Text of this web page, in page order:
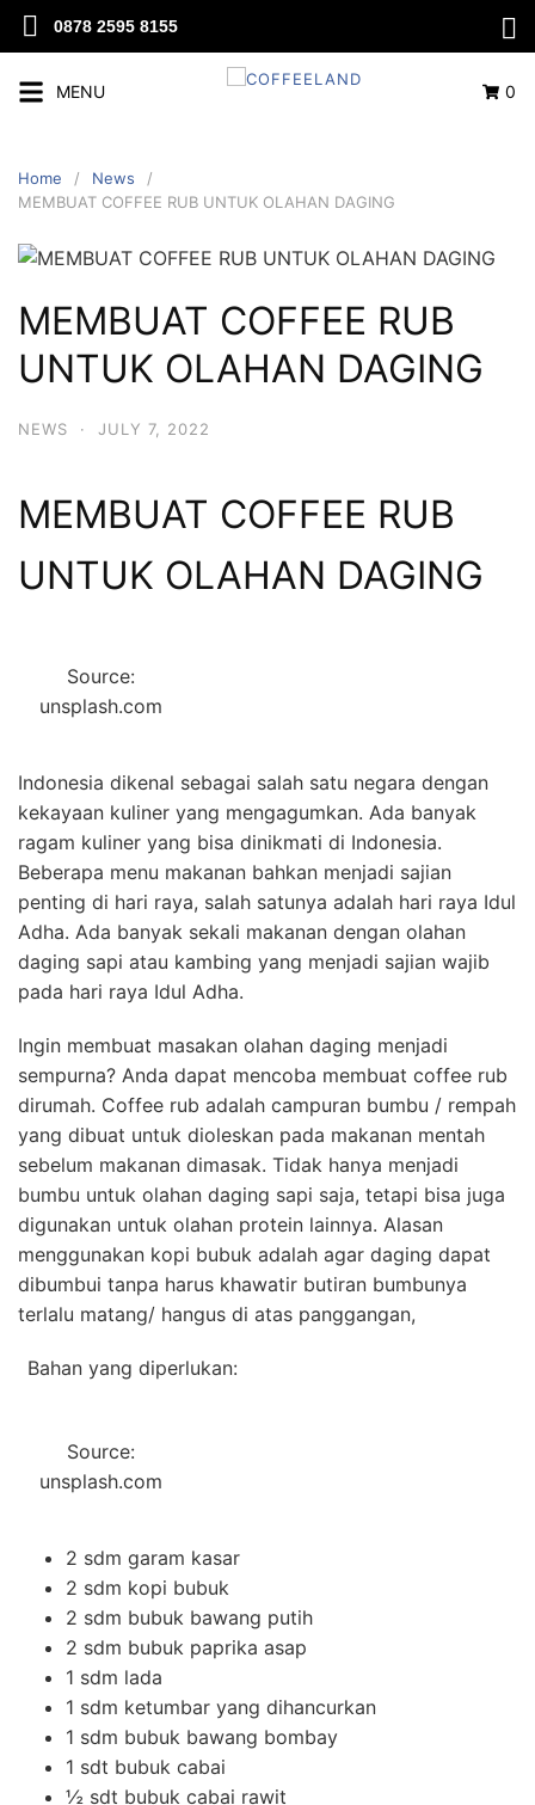
0878 2595 8155
MENU 0
Home
News
MEMBUAT COFFEE RUB UNTUK OLAHAN DAGING
MEMBUAT COFFEE RUB
UNTUK OLAHAN DAGING
NEWS · JULY 7, 2022
MEMBUAT COFFEE RUB
UNTUK OLAHAN DAGING
Source:
unsplash.com
Indonesia dikenal sebagai salah satu negara dengan
kekayaan kuliner yang mengagumkan. Ada banyak
ragam kuliner yang bisa dinikmati di Indonesia.
Beberapa menu makanan bahkan menjadi sajian
penting di hari raya, salah satunya adalah hari raya Idul
Adha. Ada banyak sekali makanan dengan olahan
daging sapi atau kambing yang menjadi sajian wajib
pada hari raya Idul Adha.
Ingin membuat masakan olahan daging menjadi
sempurna? Anda dapat mencoba membuat coffee rub
dirumah. Coffee rub adalah campuran bumbu / rempah
yang dibuat untuk dioleskan pada makanan mentah
sebelum makanan dimasak. Tidak hanya menjadi
bumbu untuk olahan daging sapi saja, tetapi bisa juga
digunakan untuk olahan protein lainnya. Alasan
menggunakan kopi bubuk adalah agar daging dapat
dibumbui tanpa harus khawatir butiran bumbunya
terlalu matang/ hangus di atas panggangan,
Bahan yang diperlukan:
Source:
unsplash.com
2 sdm garam kasar
2 sdm kopi bubuk
2 sdm bubuk bawang putih
2 sdm bubuk paprika asap
1 sdm lada
1 sdm ketumbar yang dihancurkan
1 sdm bubuk bawang bombay
1 sdt bubuk cabai
½ sdt bubuk cabai rawit